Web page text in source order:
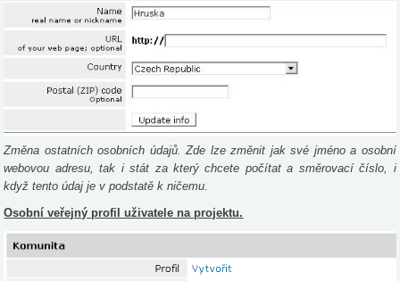
Změna ostatních osobních údajů. Zde lze změnit jak své jméno a osobní
webovou adresu, tak i stát za který chcete počítat a směrovací číslo, i
když tento údaj je v podstatě k ničemu.
Osobní veřejný profil uživatele na projektu.